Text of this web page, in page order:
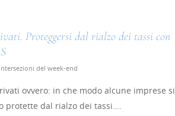
Proteggersi dal rialzo dei tassi con
del week-end
ovvero: in che modo alcune imprese si
protette dal rialzo dei tassi….